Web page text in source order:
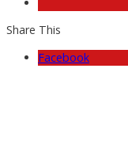
Share This
Facebook